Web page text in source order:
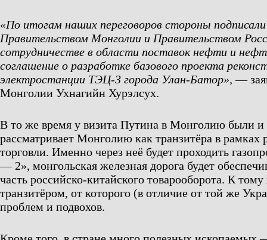
«По итогам наших переговоров стороны
Правительством Монголии и Правительством
сотрудничестве в области поставок нефти и
соглашение о разработке базового проекта
электростанции ТЭЦ-3 города Улан-Батор», —
Монголии Ухнагийн Хурэлсух.
В то же время у визита Путина в Монголию были и
рассматривает Монголию как транзитёра в рамках
торговли. Именно через неё будет проходить
— 2», монгольская железная дорога будет
часть российско-китайского товарооборота. К
транзитёром, от которого (в отличие от той же
проблем и подвохов.